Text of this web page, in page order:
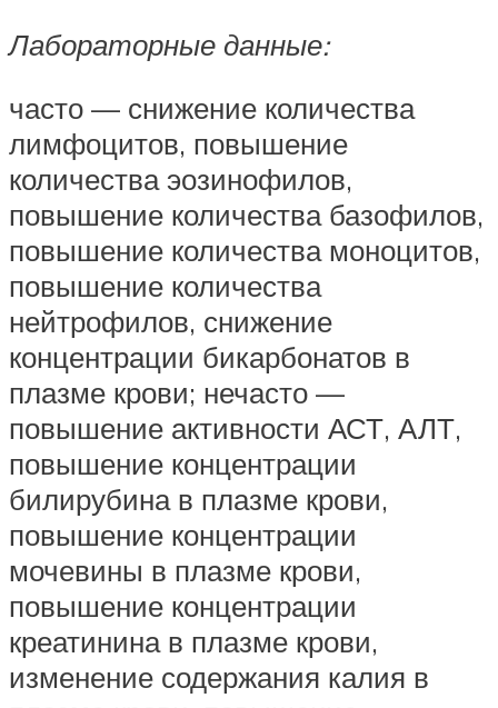
Лабораторные данные:
часто — снижение количества
лимфоцитов, повышение
количества эозинофилов,
повышение количества базофилов,
повышение количества моноцитов,
повышение количества
нейтрофилов, снижение
концентрации бикарбонатов в
плазме крови; нечасто —
повышение активности АСТ, АЛТ,
повышение концентрации
билирубина в плазме крови,
повышение концентрации
мочевины в плазме крови,
повышение концентрации
креатинина в плазме крови,
изменение содержания калия в